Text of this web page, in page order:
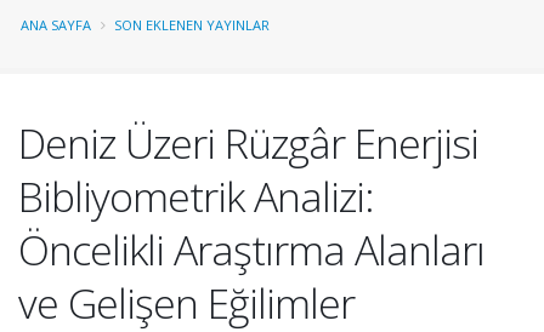
ANA SAYFA SON EKLENEN YAYINLAR
Deniz Üzeri Rüzgâr Enerjisi
Bibliyometrik Analizi:
Öncelikli Araştırma Alanları
ve Gelişen Eğilimler